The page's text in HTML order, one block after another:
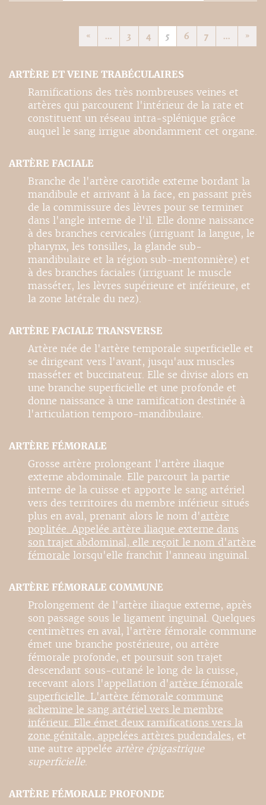
« ... 3 4 5 6 7 ... »
ARTÈRE ET VEINE TRABÉCULAIRES
Ramifications des très nombreuses veines et
artères qui parcourent l'intérieur de la rate et
constituent un réseau intra-splénique grâce
auquel le sang irrigue abondamment cet organe.
ARTÈRE FACIALE
Branche de l'artère carotide externe bordant la
mandibule et arrivant à la face, en passant près
de la commissure des lèvres pour se terminer
dans l'angle interne de l'il. Elle donne naissance
à des branches cervicales (irriguant la langue, le
pharynx, les tonsilles, la glande sub-
mandibulaire et la région sub-mentonnière) et
à des branches faciales (irriguant le muscle
masséter, les lèvres supérieure et inférieure, et
la zone latérale du nez).
ARTÈRE FACIALE TRANSVERSE
Artère née de l'artère temporale superficielle et
se dirigeant vers l'avant, jusqu'aux muscles
masséter et buccinateur. Elle se divise alors en
une branche superficielle et une profonde et
donne naissance à une ramification destinée à
l'articulation temporo-mandibulaire.
ARTÈRE FÉMORALE
Grosse artère prolongeant l'artère iliaque
externe abdominale. Elle parcourt la partie
interne de la cuisse et apporte le sang artériel
vers des territoires du membre inférieur situés
plus en aval, prenant alors le nom d'artère
poplitée. Appelée artère iliaque externe dans
son trajet abdominal, elle reçoit le nom d'artère
fémorale lorsqu'elle franchit l'anneau inguinal.
ARTÈRE FÉMORALE COMMUNE
Prolongement de l'artère iliaque externe, après
son passage sous le ligament inguinal. Quelques
centimètres en aval, l'artère fémorale commune
émet une branche postérieure, ou artère
fémorale profonde, et poursuit son trajet
descendant sous-cutané le long de la cuisse,
recevant alors l'appellation d'artère fémorale
superficielle. L'artère fémorale commune
achemine le sang artériel vers le membre
inférieur. Elle émet deux ramifications vers la
zone génitale, appelées artères pudendales, et
une autre appelée artère épigastrique
superficielle.
ARTÈRE FÉMORALE PROFONDE